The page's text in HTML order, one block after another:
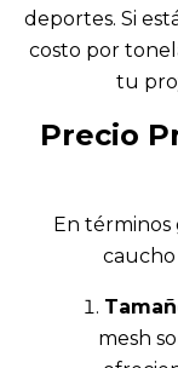
deportes. Si
costo por
tu
Precio
En términos
mesh